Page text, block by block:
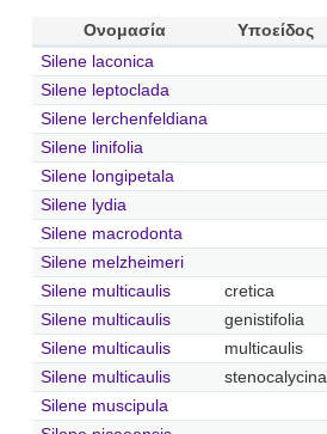
Ονομασία Υποείδος
Silene laconica
Silene leptoclada
Silene lerchenfeldiana
Silene linifolia
Silene longipetala
Silene lydia
Silene macrodonta
Silene melzheimeri
Silene multicaulis
cretica
Silene multicaulis
genistifolia
Silene multicaulis
multicaulis
Silene multicaulis
stenocalycina
Silene muscipula